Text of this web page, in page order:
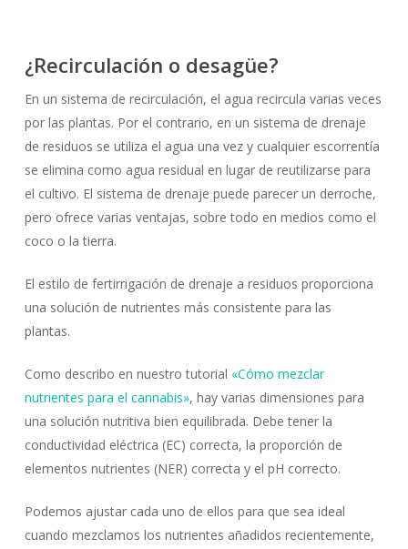
¿Recirculación o desagüe?
En un sistema de recirculación, el agua recircula varias veces
por las plantas. Por el contrario, en un sistema de drenaje
de residuos se utiliza el agua una vez y cualquier escorrentía
se elimina como agua residual en lugar de reutilizarse para
el cultivo. El sistema de drenaje puede parecer un derroche,
pero ofrece varias ventajas, sobre todo en medios como el
coco o la tierra.
El estilo de fertirrigación de drenaje a residuos proporciona
una solución de nutrientes más consistente para las
plantas.
Como describo en nuestro tutorial «Cómo mezclar
nutrientes para el cannabis», hay varias dimensiones para
una solución nutritiva bien equilibrada. Debe tener la
conductividad eléctrica (EC) correcta, la proporción de
elementos nutrientes (NER) correcta y el pH correcto.
Podemos ajustar cada uno de ellos para que sea ideal
cuando mezclamos los nutrientes añadidos recientemente,